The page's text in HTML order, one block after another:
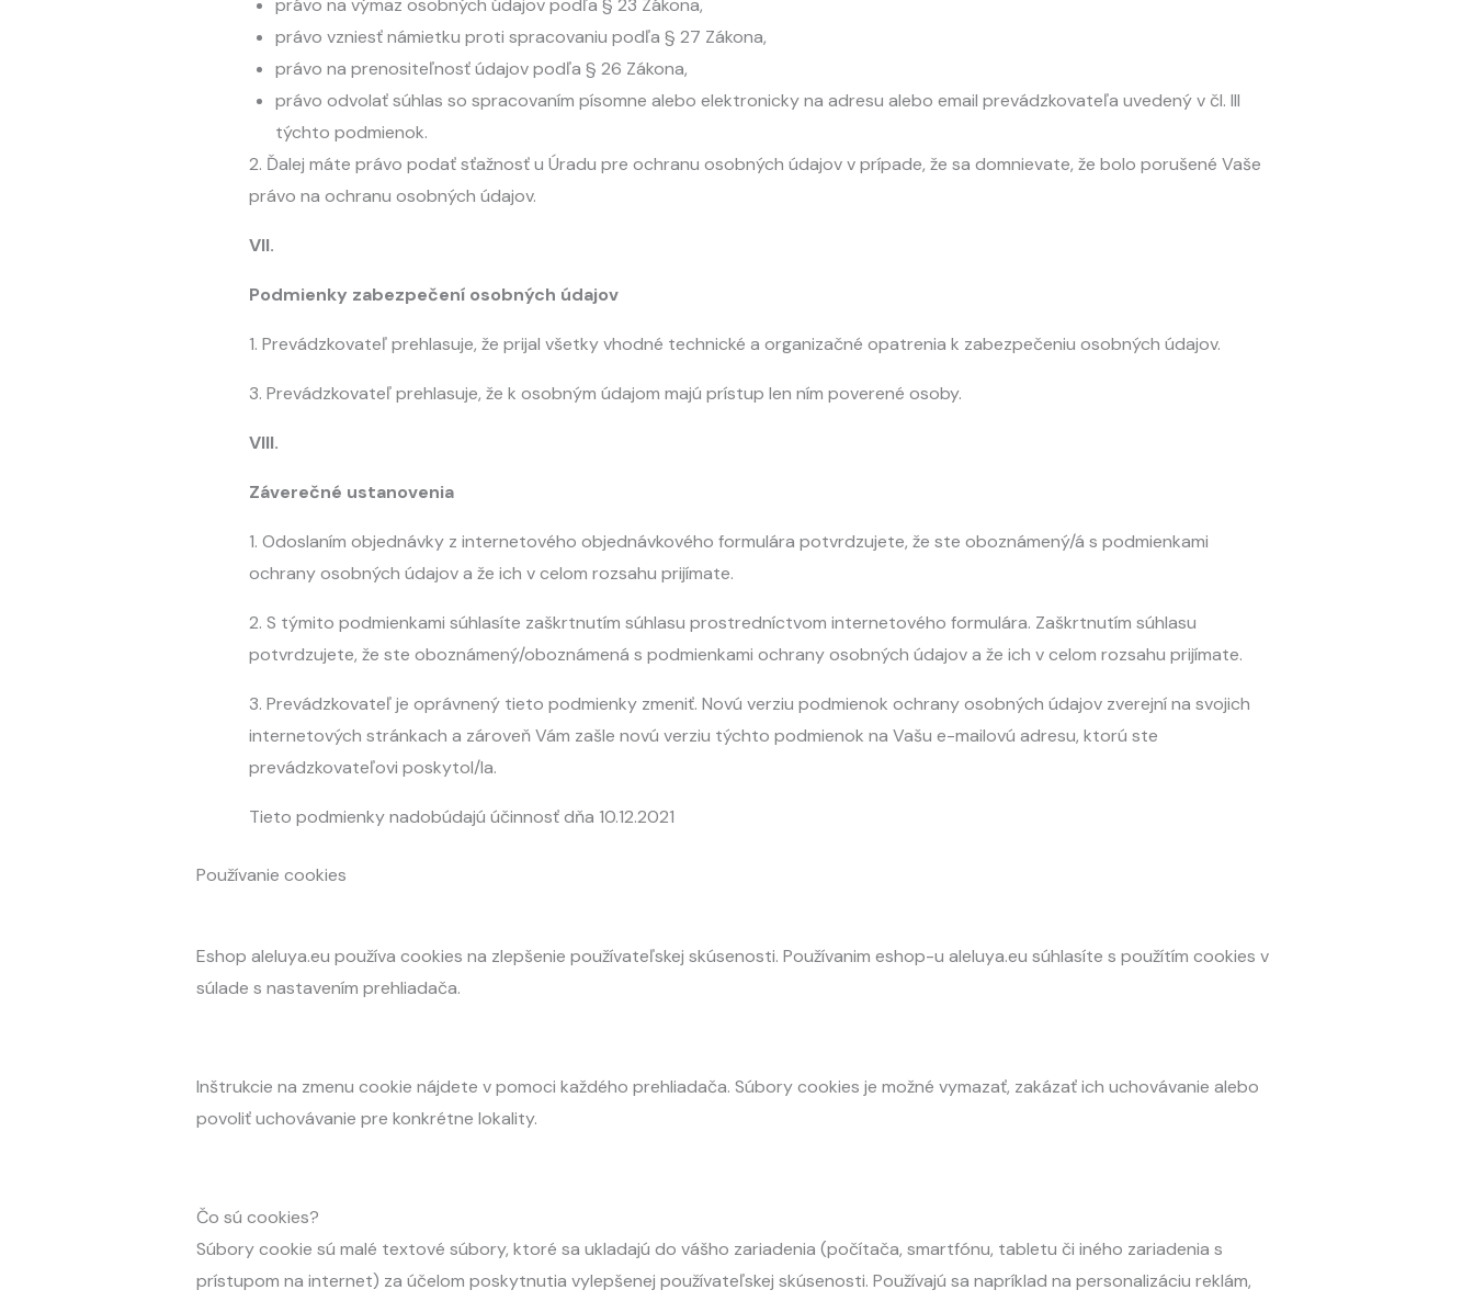
právo na výmaz osobných údajov podľa § 23 Zákona,
právo vzniesť námietku proti spracovaniu podľa § 27 Zákona,
právo na prenositeľnosť údajov podľa § 26 Zákona,
právo odvolať súhlas so spracovaním písomne alebo elektronicky na adresu alebo email prevádzkovateľa uvedený v čl. III
týchto podmienok.
2. Ďalej máte právo podať sťažnosť u Úradu pre ochranu osobných údajov v prípade, že sa domnievate, že bolo porušené Vaše
právo na ochranu osobných údajov.
VII.
Podmienky zabezpečení osobných údajov
1. Prevádzkovateľ prehlasuje, že prijal všetky vhodné technické a organizačné opatrenia k zabezpečeniu osobných údajov.
3. Prevádzkovateľ prehlasuje, že k osobným údajom majú prístup len ním poverené osoby.
VIII.
Záverečné ustanovenia
1. Odoslaním objednávky z internetového objednávkového formulára potvrdzujete, že ste oboznámený/á s podmienkami
ochrany osobných údajov a že ich v celom rozsahu prijímate.
2. S týmito podmienkami súhlasíte zaškrtnutím súhlasu prostredníctvom internetového formulára. Zaškrtnutím súhlasu
potvrdzujete, že ste oboznámený/oboznámená s podmienkami ochrany osobných údajov a že ich v celom rozsahu prijímate.
3. Prevádzkovateľ je oprávnený tieto podmienky zmeniť. Novú verziu podmienok ochrany osobných údajov zverejní na svojich
internetových stránkach a zároveň Vám zašle novú verziu týchto podmienok na Vašu e-mailovú adresu, ktorú ste
prevádzkovateľovi poskytol/la.
Tieto podmienky nadobúdajú účinnosť dňa 10.12.2021
Používanie cookies
Eshop aleluya.eu používa cookies na zlepšenie používateľskej skúsenosti. Používanim eshop-u aleluya.eu súhlasíte s použítím cookies v
súlade s nastavením prehliadača.
Inštrukcie na zmenu cookie nájdete v pomoci každého prehliadača. Súbory cookies je možné vymazať, zakázať ich uchovávanie alebo
povoliť uchovávanie pre konkrétne lokality.
Čo sú cookies?
Súbory cookie sú malé textové súbory, ktoré sa ukladajú do vášho zariadenia (počítača, smartfónu, tabletu či iného zariadenia s
prístupom na internet) za účelom poskytnutia vylepšenej používateľskej skúsenosti. Používajú sa napríklad na personalizáciu reklám,